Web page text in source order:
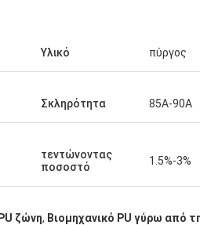
πολύ δημοφιλή
Υλικό πύργος
Σκληρότητα 85A-90A
τεντώνοντας
ποσοστό
1.5%-3%
ζώνη, Βιομηχανικό PU γύρω από